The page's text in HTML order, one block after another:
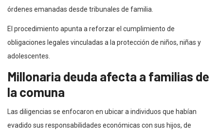
órdenes emanadas desde tribunales de familia.
El procedimiento apunta a reforzar el cumplimiento de
obligaciones legales vinculadas a la protección de niños, niñas y
adolescentes.
Millonaria deuda afecta a familias de
la comuna
Las diligencias se enfocaron en ubicar a individuos que habían
evadido sus responsabilidades económicas con sus hijos, de